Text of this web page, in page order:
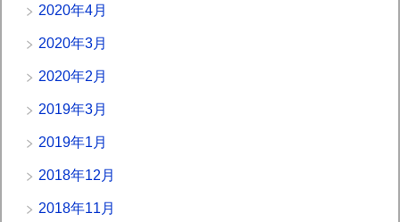
2020年4月
2020年3月
2020年2月
2019年3月
2019年1月
2018年12月
2018年11月